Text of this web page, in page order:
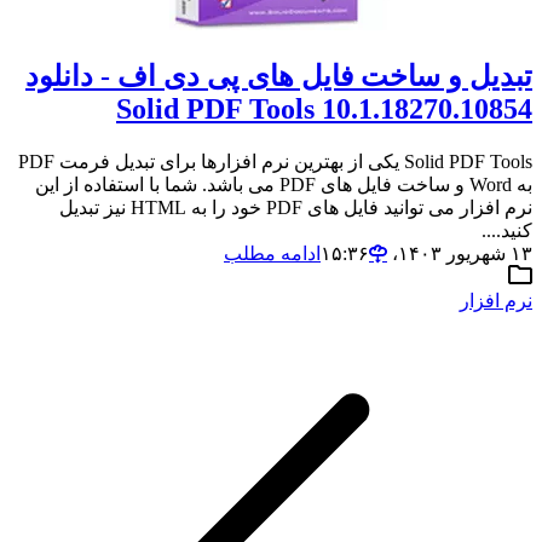
تبدیل و ساخت فایل های پی دی اف - دانلود
Solid PDF Tools 10.1.18270.10854
Solid PDF Tools یکی از بهترین نرم افزارها برای تبدیل فرمت PDF
به Word و ساخت فایل های PDF می باشد. شما با استفاده از این
نرم افزار می توانید فایل های PDF خود را به HTML نیز تبدیل
کنید....
۱۳ شهریور ۱۴۰۳،‏ ۱۵:۳۶
ادامه مطلب
نرم افزار